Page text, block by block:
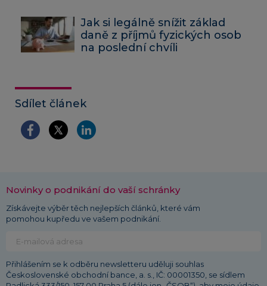
Jak si legálně snížit základ
daně z příjmů fyzických osob
na poslední chvíli
Sdílet článek
Novinky o podnikání do vaší schránky
Získávejte výběr těch nejlepších článků, které vám
pomohou kupředu ve vašem podnikání.
Přihlášením se k odběru newsletteru uděluji souhlas
Československé obchodní bance, a. s., IČ: 00001350, se sídlem